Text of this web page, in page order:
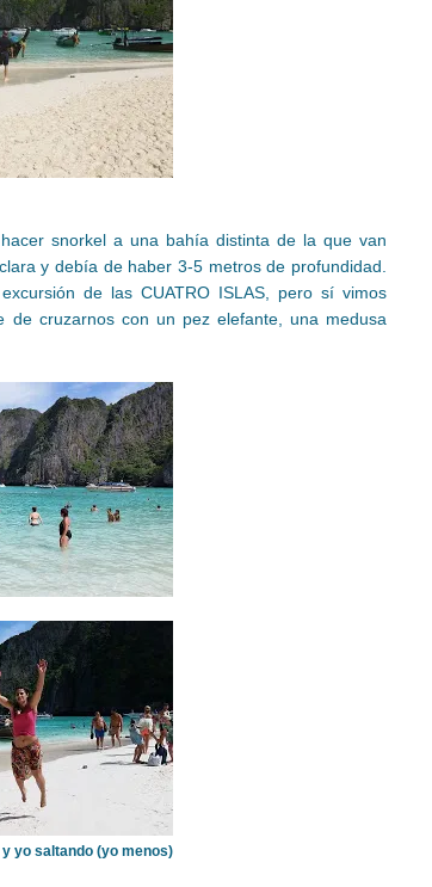
snorkel a una bahía distinta de la que van
y debía de haber 3-5 metros de profundidad.
de las CUATRO ISLAS, pero sí vimos
de cruzarnos con un pez elefante, una medusa
yo saltando (yo menos)